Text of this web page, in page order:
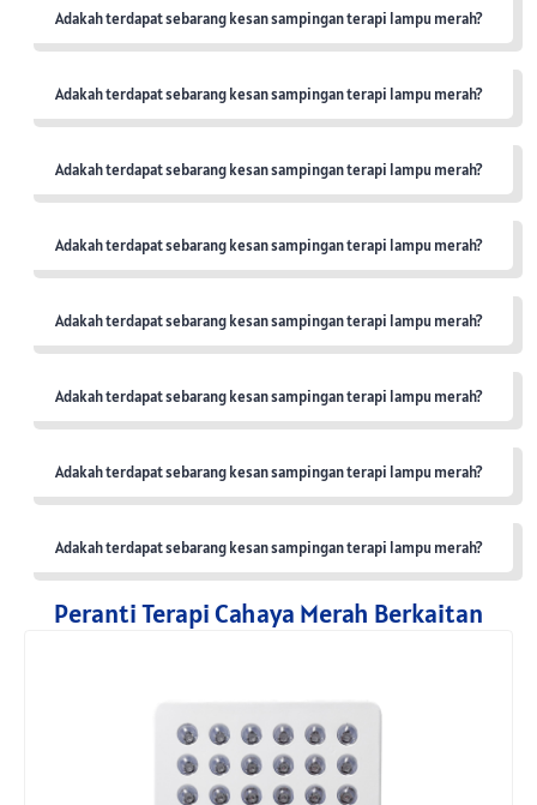
Adakah terdapat sebarang kesan sampingan terapi lampu merah?
Adakah terdapat sebarang kesan sampingan terapi lampu merah?
Adakah terdapat sebarang kesan sampingan terapi lampu merah?
Adakah terdapat sebarang kesan sampingan terapi lampu merah?
Adakah terdapat sebarang kesan sampingan terapi lampu merah?
Adakah terdapat sebarang kesan sampingan terapi lampu merah?
Adakah terdapat sebarang kesan sampingan terapi lampu merah?
Adakah terdapat sebarang kesan sampingan terapi lampu merah?
Peranti Terapi Cahaya Merah Berkaitan